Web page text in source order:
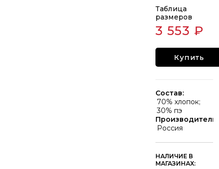
Таблица
размеров
3 553 ₽
Купить
Состав:
70% хлопок;
30% пэ
Производитель:
Россия
НАЛИЧИЕ В
МАГАЗИНАХ: